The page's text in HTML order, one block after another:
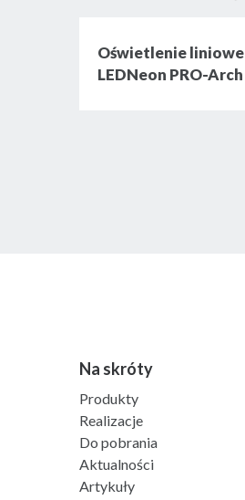
Oświetlenie liniowe
LEDNeon PRO-Arch
Na skróty
Produkty
Realizacje
Do pobrania
Aktualności
Artykuły